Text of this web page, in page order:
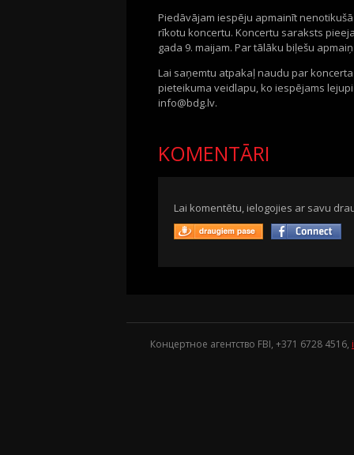
Piedāvājam iespēju apmainīt
rīkotu koncertu. Koncertu saraksts
gada 9. maijam. Par tālāku biļešu
Lai saņemtu atpakaļ naudu par
pieteikuma veidlapu, ko iespējams
info@bdg.lv.
KOMENTĀRI
Lai komentētu, ielogojies ar savu
Концертное агентство FBI, +371 6728 4516,